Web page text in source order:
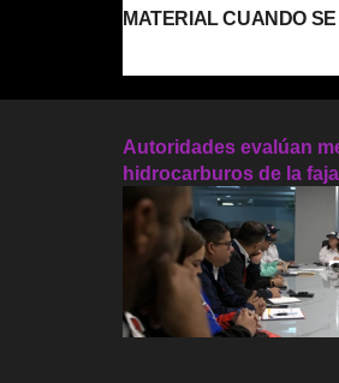
MATERIAL CUANDO
Autoridades evalúan
hidrocarburos de la